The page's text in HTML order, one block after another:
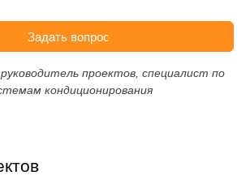
Задать вопрос
проектов, специалист по
кондиционирования